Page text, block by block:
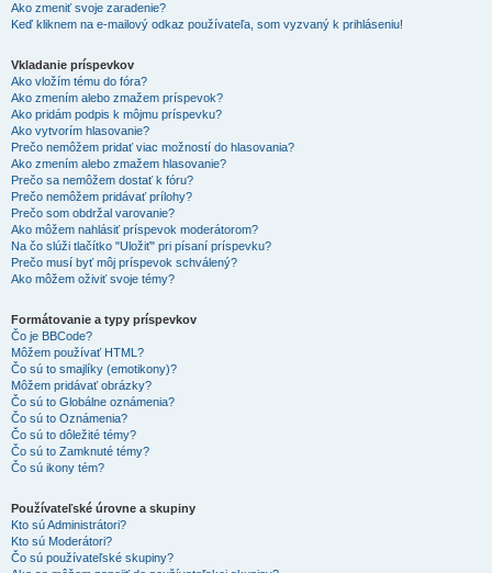
Ako zmeniť svoje zaradenie?
Keď kliknem na e-mailový odkaz používateľa, som vyzvaný k prihláseniu!
Vkladanie príspevkov
Ako vložím tému do fóra?
Ako zmením alebo zmažem príspevok?
Ako pridám podpis k môjmu príspevku?
Ako vytvorím hlasovanie?
Prečo nemôžem pridať viac možností do hlasovania?
Ako zmením alebo zmažem hlasovanie?
Prečo sa nemôžem dostať k fóru?
Prečo nemôžem pridávať prílohy?
Prečo som obdržal varovanie?
Ako môžem nahlásiť príspevok moderátorom?
Na čo slúži tlačítko "Uložiť" pri písaní príspevku?
Prečo musí byť môj príspevok schválený?
Ako môžem oživiť svoje témy?
Formátovanie a typy príspevkov
Čo je BBCode?
Môžem používať HTML?
Čo sú to smajlíky (emotikony)?
Môžem pridávať obrázky?
Čo sú to Globálne oznámenia?
Čo sú to Oznámenia?
Čo sú to dôležité témy?
Čo sú to Zamknuté témy?
Čo sú ikony tém?
Používateľské úrovne a skupiny
Kto sú Administrátori?
Kto sú Moderátori?
Čo sú používateľské skupiny?